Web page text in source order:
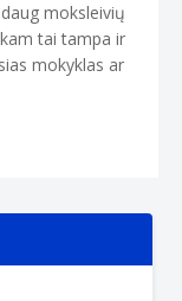
moksleivių
tai tampa ir
mokyklas ar